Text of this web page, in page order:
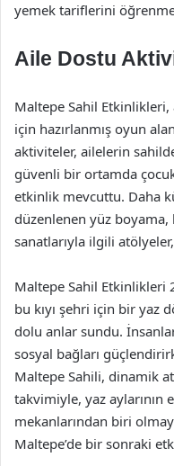
yemek tariflerini öğrenme
Aile Dostu
Maltepe Sahil
için hazırlanmış oyun
aktiviteler, ailelerin
güvenli bir ortamda
etkinlik mevcuttu. Daha
düzenlenen yüz
sanatlarıyla ilgili
Maltepe Sahil Etkinlikleri
bu kıyı şehri için bir yaz
dolu anlar sundu.
sosyal bağları
Maltepe Sahili, dinamik
takvimiyle, yaz aylarının
mekanlarından biri
Maltepe’de bir sonraki